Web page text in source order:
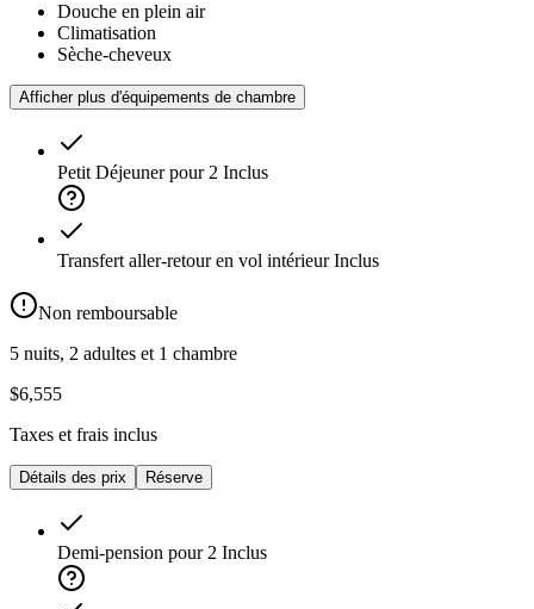
Douche en plein air
Climatisation
Sèche-cheveux
Afficher plus d'équipements de chambre
Petit Déjeuner pour 2 Inclus
Transfert aller-retour en vol intérieur Inclus
Non remboursable
5 nuits, 2 adultes et 1 chambre
$6,555
Taxes et frais inclus
Détails des prix Réserve
Demi-pension pour 2 Inclus